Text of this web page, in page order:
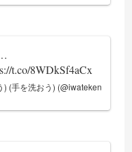
t.co/8WDkSf4aCx
(手を洗おう) (@iwateken